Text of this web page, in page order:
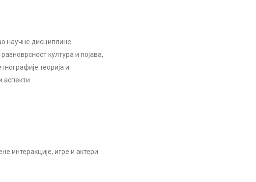
научне дисциплине
култура и појава,
теорија и
аспекти
интеракције, игре и актери